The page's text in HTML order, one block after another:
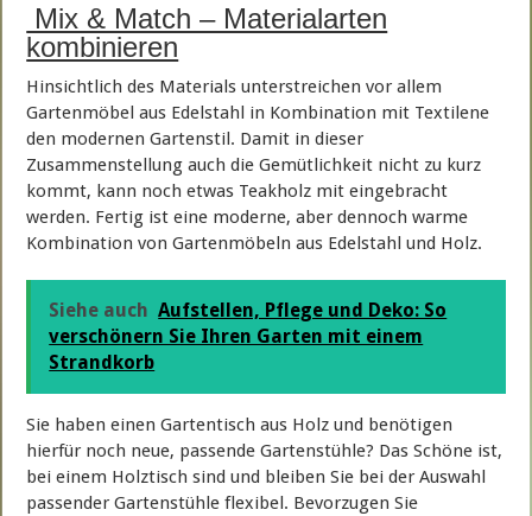
Mix & Match – Materialarten
kombinieren
Hinsichtlich des Materials unterstreichen vor allem
Gartenmöbel aus Edelstahl in Kombination mit Textilene
den modernen Gartenstil. Damit in dieser
Zusammenstellung auch die Gemütlichkeit nicht zu kurz
kommt, kann noch etwas Teakholz mit eingebracht
werden. Fertig ist eine moderne, aber dennoch warme
Kombination von Gartenmöbeln aus Edelstahl und Holz.
Siehe auch Aufstellen, Pflege und Deko: So
verschönern Sie Ihren Garten mit einem
Strandkorb
Sie haben einen Gartentisch aus Holz und benötigen
hierfür noch neue, passende Gartenstühle? Das Schöne ist,
bei einem Holztisch sind und bleiben Sie bei der Auswahl
passender Gartenstühle flexibel. Bevorzugen Sie